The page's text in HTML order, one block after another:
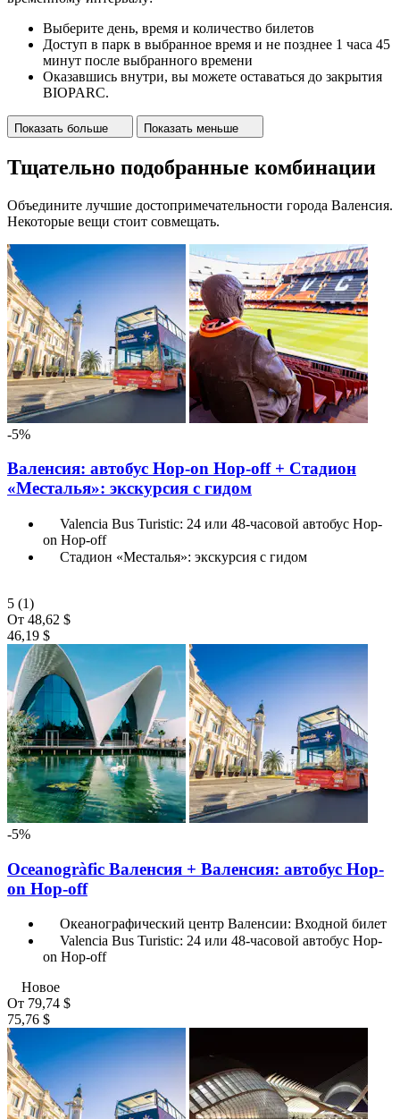
Выберите день, время и количество билетов
Доступ в парк в выбранное время и не позднее 1 часа 45
минут после выбранного времени
Оказавшись внутри, вы можете оставаться до закрытия
BIOPARC.
Показать больше Показать меньше
Тщательно подобранные комбинации
Объедините лучшие достопримечательности города Валенсия.
Некоторые вещи стоит совмещать.
-5%
Валенсия: автобус Hop-on Hop-off + Стадион
«Месталья»: экскурсия с гидом
Valencia Bus Turistic: 24 или 48-часовой автобус Hop-
on Hop-off
Стадион «Месталья»: экскурсия с гидом
5 (1)
От 48,62 $
46,19 $
-5%
Oceanogràfic Валенсия + Валенсия: автобус Hop-
on Hop-off
Океанографический центр Валенсии: Входной билет
Valencia Bus Turistic: 24 или 48-часовой автобус Hop-
on Hop-off
Новое
От 79,74 $
75,76 $